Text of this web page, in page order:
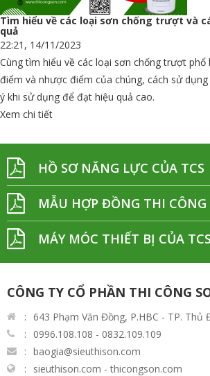
Tìm hiểu về các loại sơn chống trượt và
quả
22:21, 14/11/2023
Cùng tìm hiểu về các loại sơn chống trượt
điểm và nhược điểm của chúng, cách sử
ý khi sử dụng để đạt hiệu quả cao.
Xem chi tiết
HỒ SƠ NĂNG LỰC CỦA TCS
MẪU HỢP ĐỒNG THI CÔNG
MÁY MÓC THIẾT BỊ CỦA TCS
CÔNG TY CỔ PHẦN THI CÔNG
643 Phạm Văn Đồng, P.HBC - TP. Thủ
0996.108.108 - 0832.109.109
baogia@sieuthison.com
sieuthison.com - thicongson.com